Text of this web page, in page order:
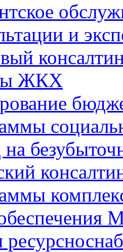
и
ЖКХ